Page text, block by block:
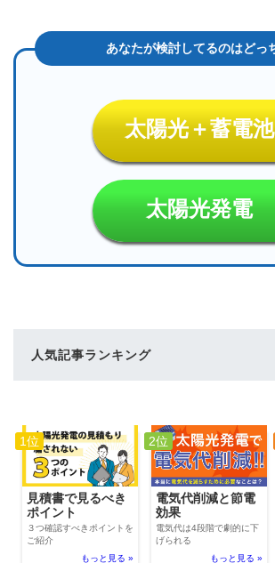
太陽光＋蓄電池
太陽光発電
人気記事ランキング
1位
見積書で見るべき
ポイント
３つ確認すべきポイントを
ご紹介
もっと見る »
2位
電気代削減と節電
効果
電気代は4段階で劇的に下
げられる
もっと見る »